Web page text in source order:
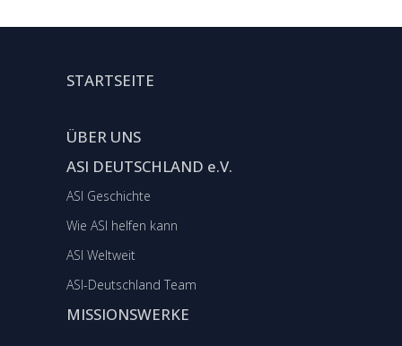
STARTSEITE
ÜBER UNS
ASI DEUTSCHLAND e.V.
ASI Geschichte
Wie ASI helfen kann
ASI Weltweit
ASI-Deutschland Team
MISSIONSWERKE